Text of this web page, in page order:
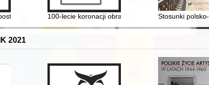
Maryi : (materiały z sympozjów w Elblągu i Zamościu)
100-lecie koronacji obrazu Matki Bożej Piekarskiej
Stosunki
2021